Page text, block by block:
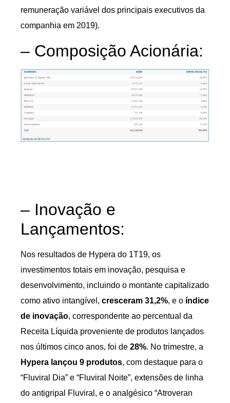
remuneração variável dos principais executivos da
companhia em 2019).
– Composição Acionária:
– Inovação e
Lançamentos:
Nos resultados de Hypera do 1T19, os
investimentos totais em inovação, pesquisa e
desenvolvimento, incluindo o montante capitalizado
como ativo intangível, cresceram 31,2%, e o índice
de inovação, correspondente ao percentual da
Receita Líquida proveniente de produtos lançados
nos últimos cinco anos, foi de 28%. No trimestre, a
Hypera lançou 9 produtos, com destaque para o
“Fluviral Dia” e “Fluviral Noite”, extensões de linha
do antigripal Fluviral, e o analgésico “Atroveran